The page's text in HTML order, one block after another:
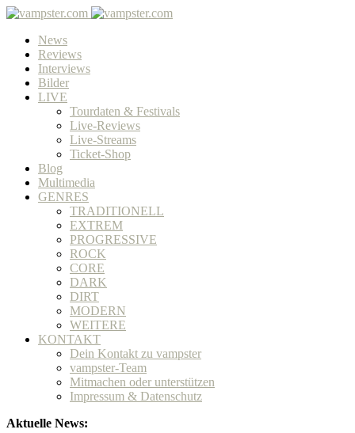
News
Reviews
Interviews
Bilder
LIVE
Tourdaten & Festivals
Live-Reviews
Live-Streams
Ticket-Shop
Blog
Multimedia
GENRES
TRADITIONELL
EXTREM
PROGRESSIVE
ROCK
CORE
DARK
DIRT
MODERN
WEITERE
KONTAKT
Dein Kontakt zu vampster
vampster-Team
Mitmachen oder unterstützen
Impressum & Datenschutz
Aktuelle News: